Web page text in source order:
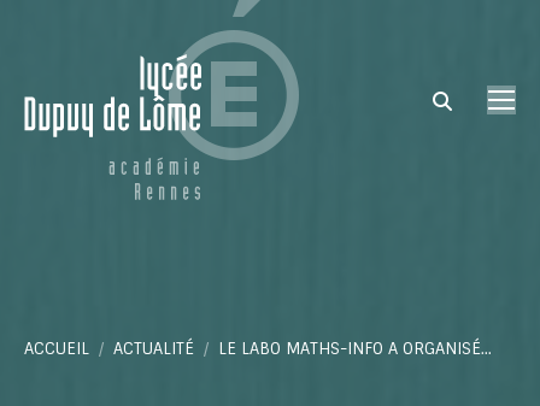
Search:
Vous êtes ici :
ACCUEIL ACTUALITÉ LE LABO MATHS-INFO A ORGANISÉ…